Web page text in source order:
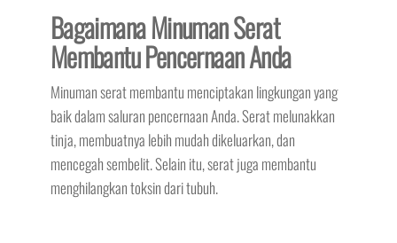
Bagaimana Minuman Serat
Membantu Pencernaan Anda
Minuman serat membantu menciptakan lingkungan yang
baik dalam saluran pencernaan Anda. Serat melunakkan
tinja, membuatnya lebih mudah dikeluarkan, dan
mencegah sembelit. Selain itu, serat juga membantu
menghilangkan toksin dari tubuh.